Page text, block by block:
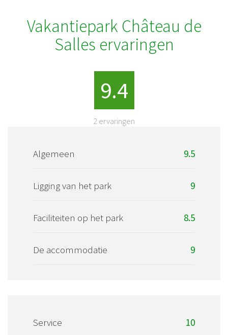
Vakantiepark Château de
Salles ervaringen
9.4
2 ervaringen
Algemeen 9.5
Ligging van het park 9
Faciliteiten op het park 8.5
De accommodatie 9
Service 10